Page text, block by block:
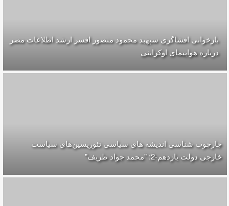
بازخوانی افشاگری سپهبد محمود منصور افسر ارشد اطلاعات مصر
درباره هواپیمای اوکراینی
چارچوب شناسی اندیشه های سیاسی تئوریسین‌های سیاست
خارجی دولت یازدهم-2: "محمد جواد ظریف"